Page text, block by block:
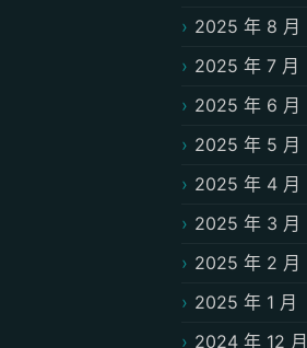
2025 年 8 月
2025 年 7 月
2025 年 6 月
2025 年 5 月
2025 年 4 月
2025 年 3 月
2025 年 2 月
2025 年 1 月
2024 年 12 月